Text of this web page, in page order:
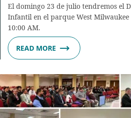
El domingo 23 de julio tendremos el
Infantil en el parque West Milwaukee
10:00 AM.
READ MORE